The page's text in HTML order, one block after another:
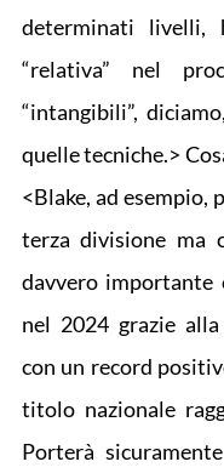
determinati livelli,
“relativa” nel
“intangibili”,
quelle tecniche.>
<Blake, ad esempio,
terza divisione ma
davvero importante
nel 2024 grazie
con un record
titolo nazionale
Porterà